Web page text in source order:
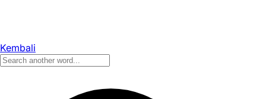
Kembali